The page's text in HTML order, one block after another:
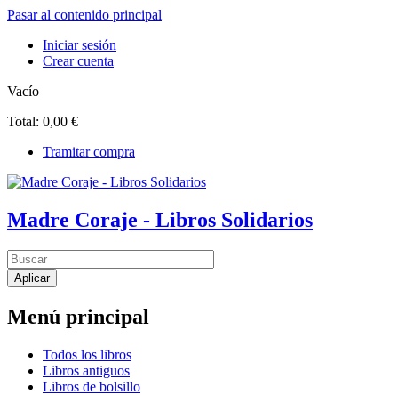
Pasar al contenido principal
Iniciar sesión
Crear cuenta
Vacío
Total: 0,00 €
Tramitar compra
Madre Coraje - Libros Solidarios
Menú principal
Todos los libros
Libros antiguos
Libros de bolsillo